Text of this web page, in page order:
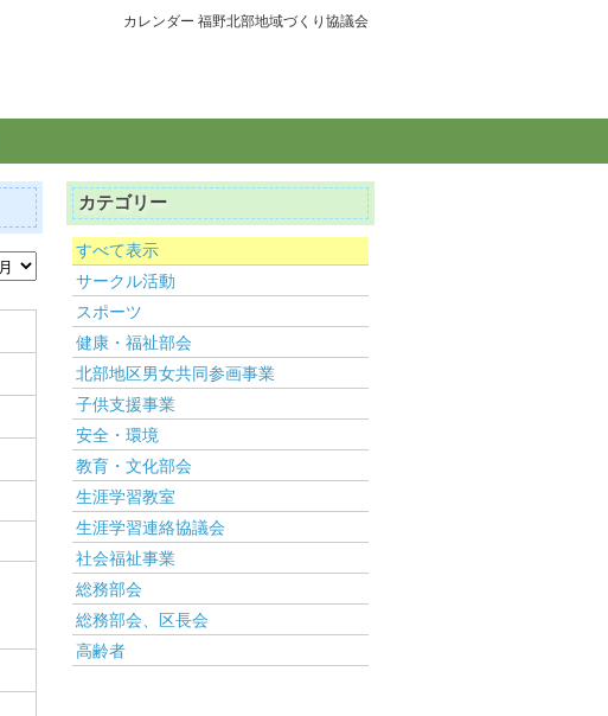
カレンダー 福野北部地域づくり協議会
カテゴリー
すべて表示
サークル活動
スポーツ
健康・福祉部会
北部地区男女共同参画事業
子供支援事業
安全・環境
教育・文化部会
生涯学習教室
生涯学習連絡協議会
社会福祉事業
総務部会
総務部会、区長会
高齢者